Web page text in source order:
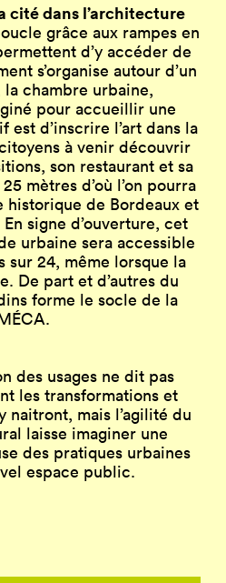
cité dans l’architecture
grâce aux rampes en
d’y accéder de
s’organise autour d’un
chambre urbaine,
pour accueillir une
est d’inscrire l’art dans la
à venir découvrir
son restaurant et sa
mètres d’où l’on pourra
de Bordeaux et
signe d’ouverture, cet
urbaine sera accessible
sur 24, même lorsque la
De part et d’autres du
forme le socle de la
des usages ne dit pas
les transformations et
naitront, mais l’agilité du
laisse imaginer une
des pratiques urbaines
espace public.